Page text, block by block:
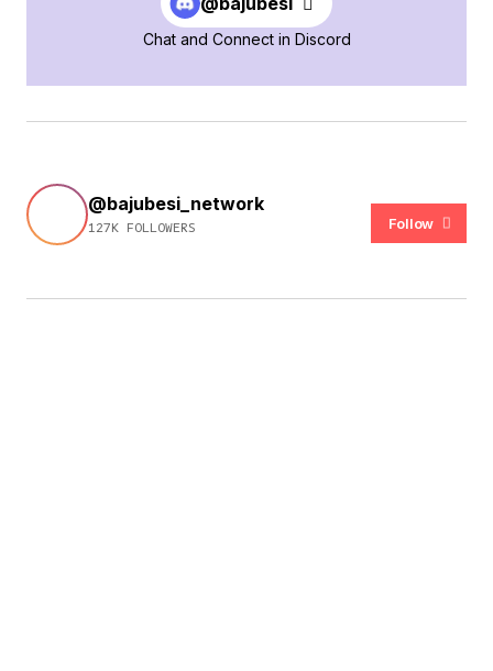
Chat and Connect in Discord
@bajubesi_network
127K FOLLOWERS Follow